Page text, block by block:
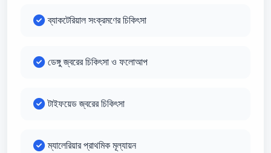
ব্যাকটেরিয়াল সংক্রমণের চিকিৎসা
ডেঙ্গু জ্বরের চিকিৎসা ও ফলোআপ
টাইফয়েড জ্বরের চিকিৎসা
ম্যালেরিয়ার প্রাথমিক মূল্যায়ন